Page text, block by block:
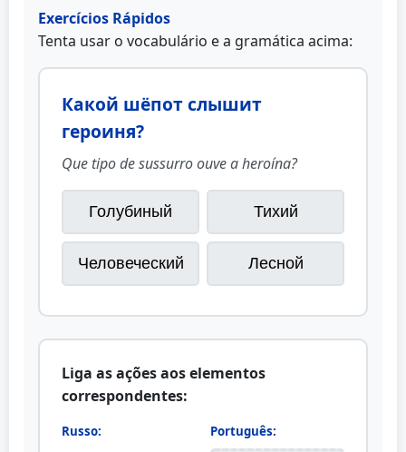
Exercícios Rápidos
Tenta usar o vocabulário e a gramática acima:
Какой шёпот слышит
героиня?
Que tipo de sussurro ouve a heroína?
Голубиный Тихий
Человеческий Лесной
Liga as ações aos elementos
correspondentes:
Russo: Português: